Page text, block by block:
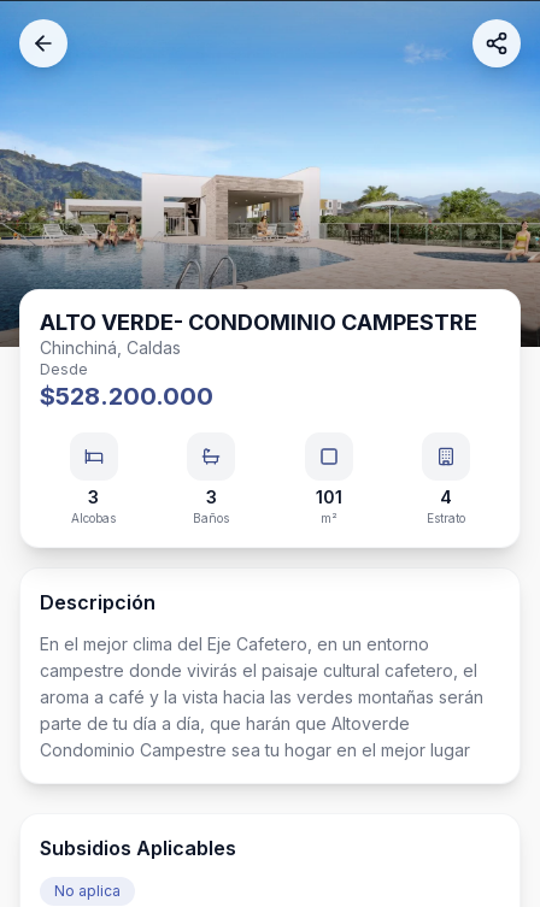
ALTO VERDE- CONDOMINIO CAMPESTRE
Chinchiná, Caldas
Desde
$528.200.000
3
Alcobas
3
Baños
101
m²
4
Estrato
Descripción
En el mejor clima del Eje Cafetero, en un entorno
campestre donde vivirás el paisaje cultural cafetero, el
aroma a café y la vista hacia las verdes montañas serán
parte de tu día a día, que harán que Altoverde
Condominio Campestre sea tu hogar en el mejor lugar
Subsidios Aplicables
No aplica